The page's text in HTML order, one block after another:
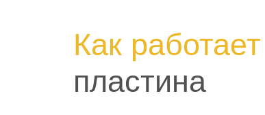
Как работает
пластина